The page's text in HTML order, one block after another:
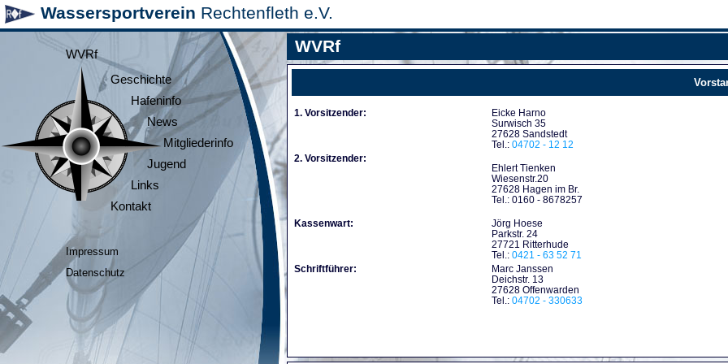
Wassersportverein Rechtenfleth e.V.
WVRf
Geschichte
Hafeninfo
News
Mitgliederinfo
Jugend
Links
Kontakt
Impressum
Datenschutz
WVRf
1. Vorsitzender:
Eicke Harno
Surwisch 35
27628 Sandstedt
Tel.: 04702 - 12 12
2. Vorsitzender:
Ehlert Tienken
Wiesenstr.20
27628 Hagen im Br.
Tel.: 0160 - 8678257
Kassenwart:
Jörg Hoese
Parkstr. 24
27721 Ritterhude
Tel.: 0421 - 63 52 71
Schriftführer:
Marc Janssen
Deichstr. 13
27628 Offenwarden
Tel.: 04702 - 330633